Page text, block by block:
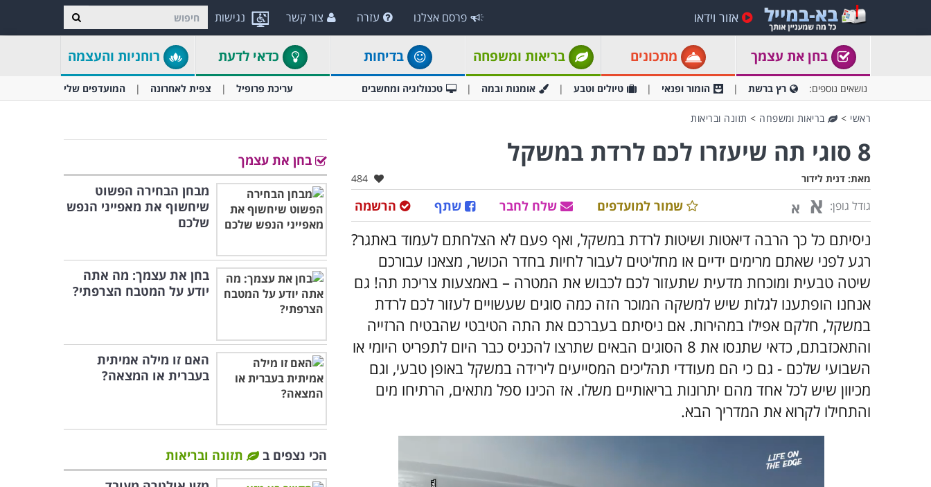
נגישות אזור וידאו פרסם אצלנו עזרה צור קשר
בחן את עצמך מתכונים בריאות ומשפחה בדיחות כדאי לדעת רוחניות והעצמה
נושאים נוספים: רץ ברשת הומור ופנאי טיולים וטבע אומנות ובמה טכנולוגיה ומחשבים עריכת פרופיל צפית לאחרונה המועדפים שלי
ראשי > בריאות ומשפחה > תזונה ובריאות
8 סוגי תה שיעזרו לכם לרדת במשקל
מאת: דנית לידור אהבו:
484
גודל גופן: א א הרשמה שתף שלח לחבר שמור למועדפים
ניסיתם כל כך הרבה דיאטות ושיטות לרדת במשקל, ואף פעם לא הצלחתם לעמוד באתגר?
רגע לפני שאתם מרימים ידיים או מחליטים לעבור לחיות בחדר הכושר, מצאנו עבורכם
שיטה טבעית ומוכחת מדעית שתעזור לכם לכבוש את המטרה – באמצעות צריכת תה! גם
אנחנו הופתענו לגלות שיש למשקה המוכר הזה כמה סוגים שעשויים לעזור לכם לרדת
במשקל, חלקם אפילו במהירות. אם ניסיתם בעברכם את התה הטיבטי שהבטיח הרזייה
והתאכזבתם, כדאי שתנסו את 8 הסוגים הבאים שתרצו להכניס כבר היום לתפריט היומי או
השבועי שלכם - גם כי הם מעודדי תהליכים המסייעים לירידה במשקל באופן טבעי, וגם
מכיוון שיש לכל אחד מהם יתרונות בריאותיים משלו. אז הכינו ספל מתאים, הרתיחו מים
והתחילו לקרוא את המדריך הבא.
בחן את עצמך
מבחן הבחירה הפשוט
שיחשוף את מאפייני הנפש
שלכם
בחן את עצמך: מה אתה
יודע על המטבח הצרפתי?
האם זו מילה אמיתית
בעברית או המצאה?
הכי נצפים ב תזונה ובריאות